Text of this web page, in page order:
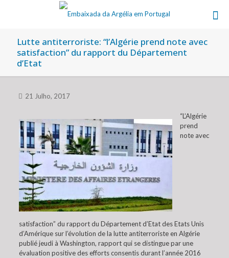
Lutte antiterroriste: “l’Algérie prend note avec
satisfaction” du rapport du Département
d’Etat
21 Julho, 2017
“L’Algérie
prend
note avec
satisfaction” du rapport du Département d’Etat des Etats Unis
d’Amérique sur l’évolution de la lutte antiterroriste en Algérie
publié jeudi à Washington, rapport qui se distingue par une
évaluation positive des efforts consentis durant l’année 2016